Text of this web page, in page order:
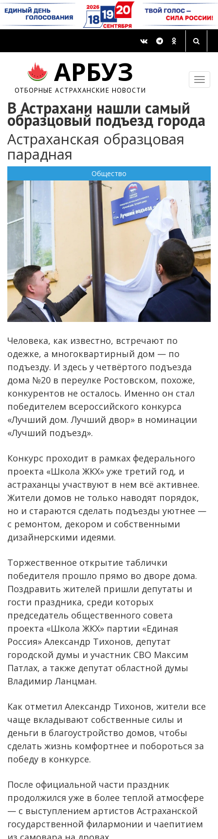
АРБУЗ
ОТБОРНЫЕ АСТРАХАНСКИЕ НОВОСТИ
В Астрахани нашли самый
образцовый подъезд города
Астраханская образцовая
парадная
Общество
Человека, как известно, встречают по
одежке, а многоквартирный дом — по
подъезду. И здесь у четвёртого подъезда
дома №20 в переулке Ростовском, похоже,
конкурентов не осталось. Именно он стал
победителем всероссийского конкурса
«Лучший дом. Лучший двор» в номинации
«Лучший подъезд».
Конкурс проходит в рамках федерального
проекта «Школа ЖКХ» уже третий год, и
астраханцы участвуют в нем всё активнее.
Жители домов не только наводят порядок,
но и стараются сделать подъезды уютнее —
с ремонтом, декором и собственными
дизайнерскими идеями.
Торжественное открытие таблички
победителя прошло прямо во дворе дома.
Поздравить жителей пришли депутаты и
гости праздника, среди которых
председатель общественного совета
проекта «Школа ЖКХ» партии «Единая
Россия» Александр Тихонов, депутат
городской думы и участник СВО Максим
Патлах, а также депутат областной думы
Владимир Ланцман.
Как отметил Александр Тихонов, жители все
чаще вкладывают собственные силы и
деньги в благоустройство домов, чтобы
сделать жизнь комфортнее и побороться за
победу в конкурсе.
После официальной части праздник
продолжился уже в более теплой атмосфере
— с выступлением артистов Астраханской
государственной филармонии и чаепитием